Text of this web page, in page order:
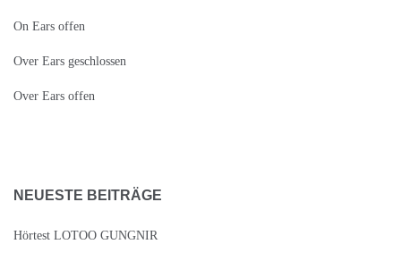
On Ears offen
Over Ears geschlossen
Over Ears offen
NEUESTE BEITRÄGE
Hörtest LOTOO GUNGNIR